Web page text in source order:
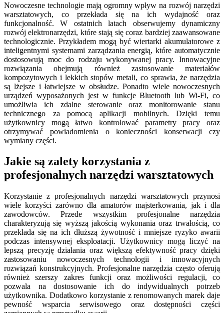
Nowoczesne technologie mają ogromny wpływ na rozwój narzędzi
warsztatowych, co przekłada się na ich wydajność oraz
funkcjonalność. W ostatnich latach obserwujemy dynamiczny
rozwój elektronarzędzi, które stają się coraz bardziej zaawansowane
technologicznie. Przykładem mogą być wiertarki akumulatorowe z
inteligentnymi systemami zarządzania energią, które automatycznie
dostosowują moc do rodzaju wykonywanej pracy. Innowacyjne
rozwiązania obejmują również zastosowanie materiałów
kompozytowych i lekkich stopów metali, co sprawia, że narzędzia
są lżejsze i łatwiejsze w obsłudze. Ponadto wiele nowoczesnych
urządzeń wyposażonych jest w funkcje Bluetooth lub Wi-Fi, co
umożliwia ich zdalne sterowanie oraz monitorowanie stanu
technicznego za pomocą aplikacji mobilnych. Dzięki temu
użytkownicy mogą łatwo kontrolować parametry pracy oraz
otrzymywać powiadomienia o konieczności konserwacji czy
wymiany części.
Jakie są zalety korzystania z
profesjonalnych narzędzi warsztatowych
Korzystanie z profesjonalnych narzędzi warsztatowych przynosi
wiele korzyści zarówno dla amatorów majsterkowania, jak i dla
zawodowców. Przede wszystkim profesjonalne narzędzia
charakteryzują się wyższą jakością wykonania oraz trwałością, co
przekłada się na ich dłuższą żywotność i mniejsze ryzyko awarii
podczas intensywnej eksploatacji. Użytkownicy mogą liczyć na
lepszą precyzję działania oraz większą efektywność pracy dzięki
zastosowaniu nowoczesnych technologii i innowacyjnych
rozwiązań konstrukcyjnych. Profesjonalne narzędzia często oferują
również szerszy zakres funkcji oraz możliwości regulacji, co
pozwala na dostosowanie ich do indywidualnych potrzeb
użytkownika. Dodatkowo korzystanie z renomowanych marek daje
pewność wsparcia serwisowego oraz dostępności części